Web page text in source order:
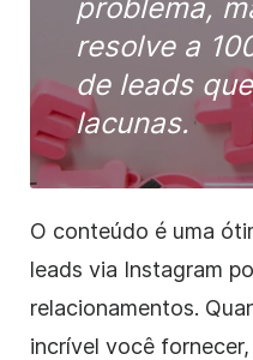
problema,
resolve a
de leads
lacunas.
O conteúdo é uma
leads via Instagram
relacionamentos.
incrível você